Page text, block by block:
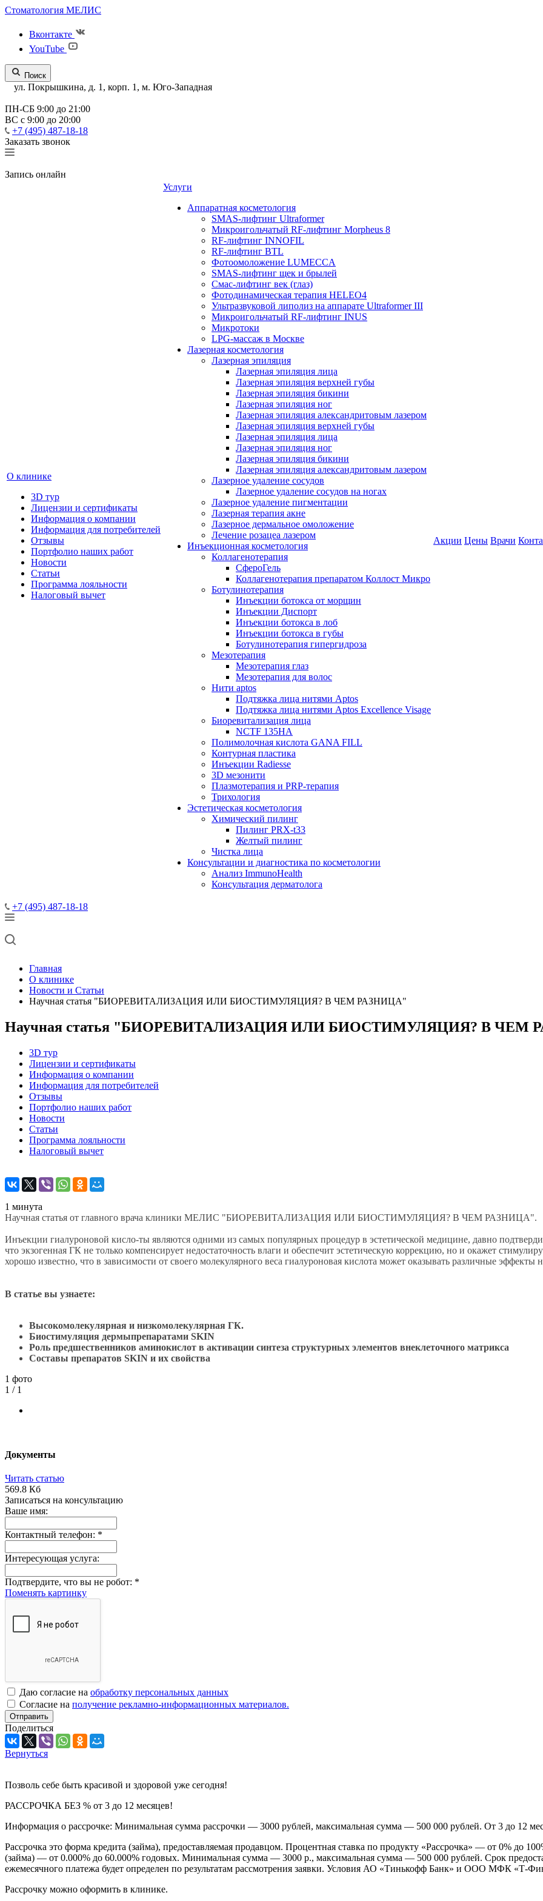
Стоматология МЕЛИС
Вконтакте
YouTube
Поиск
ул. Покрышкина, д. 1, корп. 1, м. Юго-Западная
ПН-СБ 9:00 до 21:00
ВС с 9:00 до 20:00
+7 (495) 487-18-18
Заказать звонок
Запись онлайн
О клинике
3D тур
Лицензии и сертификаты
Информация о компании
Информация для потребителей
Отзывы
Портфолио наших работ
Новости
Статьи
Программа лояльности
Налоговый вычет
Услуги
Аппаратная косметология
SMAS-лифтинг Ultraformer
Микроигольчатый RF-лифтинг Morpheus 8
RF-лифтинг INNOFIL
RF-лифтинг BTL
Фотоомоложение LUMECCA
SMAS-лифтинг щек и брылей
Смас-лифтинг век (глаз)
Фотодинамическая терапия HELEO4
Ультразвуковой липолиз на аппарате Ultraformer III
Микроигольчатый RF-лифтинг INUS
Микротоки
LPG-массаж в Москве
Лазерная косметология
Лазерная эпиляция
Лазерная эпиляция лица
Лазерная эпиляция верхней губы
Лазерная эпиляция бикини
Лазерная эпиляция ног
Лазерная эпиляция александритовым лазером
Лазерная эпиляция верхней губы
Лазерная эпиляция лица
Лазерная эпиляция ног
Лазерная эпиляция бикини
Лазерная эпиляция александритовым лазером
Лазерное удаление сосудов
Лазерное удаление сосудов на ногах
Лазерное удаление пигментации
Лазерная терапия акне
Лазерное дермальное омоложение
Лечение розацеа лазером
Инъекционная косметология
Коллагенотерапия
СфероГель
Коллагенотерапия препаратом Коллост Микро
Ботулинотерапия
Инъекции ботокса от морщин
Инъекции Диспорт
Инъекции ботокса в лоб
Инъекции ботокса в губы
Ботулинотерапия гипергидроза
Мезотерапия
Мезотерапия глаз
Мезотерапия для волос
Нити aptos
Подтяжка лица нитями Aptos
Подтяжка лица нитями Aptos Excellence Visage
Биоревитализация лица
NCTF 135HA
Полимолочная кислота GANA FILL
Контурная пластика
Инъекции Radiesse
3D мезонити
Плазмотерапия и PRP-терапия
Трихология
Эстетическая косметология
Химический пилинг
Пилинг PRX-t33
Желтый пилинг
Чистка лица
Консультации и диагностика по косметологии
Анализ ImmunoHealth
Консультация дерматолога
Акции Цены Врачи
+7 (495) 487-18-18
Главная
О клинике
Новости и Статьи
Научная статья "БИОРЕВИТАЛИЗАЦИЯ ИЛИ БИОСТИМУЛЯЦИЯ? В ЧЕМ РАЗНИЦА"
Научная статья "БИОРЕВИТАЛИЗАЦИЯ ИЛИ БИОСТИМУЛЯЦИЯ? В ЧЕМ
3D тур
Лицензии и сертификаты
Информация о компании
Информация для потребителей
Отзывы
Портфолио наших работ
Новости
Статьи
Программа лояльности
Налоговый вычет
1 минута
Научная статья от главного врача клиники МЕЛИС "БИОРЕВИТАЛИЗАЦИЯ ИЛИ БИОСТИМУЛЯЦИЯ? В ЧЕМ РАЗНИЦА".
Инъекции гиалуроновой кисло-ты являются одними из самых популярных процедур в эстетической медицине, давно
что экзогенная ГК не только компенсирует недостаточность влаги и обеспечит эстетическую коррекцию, но и окажет
хорошо известно, что в зависимости от своего молекулярного веса гиалуроновая кислота может оказывать различные эффекты
В статье вы узнаете:
Высокомолекулярная и низкомолекулярная ГК.
Биостимуляция дермыпрепаратами SKIN
Роль предшественников аминокислот в активации синтеза структурных элементов внеклеточного матрикса
Составы препаратов SKIN и их свойства
1 фото
1 / 1
Документы
Читать статью
569.8 Кб
Записаться на консультацию
Ваше имя:
Контактный телефон: *
Интересующая услуга:
Подтвердите, что вы не робот: *
Поменять картинку
Даю согласие на обработку персональных данных
Согласие на получение рекламно-информационных материалов.
Отправить
Поделиться
Вернуться
Позволь себе быть красивой и здоровой уже сегодня!
РАССРОЧКА БЕЗ % от 3 до 12 месяцев!
Информация о рассрочке: Минимальная сумма рассрочки — 3000 рублей, максимальная сумма — 500 000 рублей. От 3 до 12
Рассрочка это форма кредита (займа), предоставляемая продавцом. Процентная ставка по продукту «Рассрочка» — от 0% до
(займа) — от 0.000% до 60.000% годовых. Минимальная сумма — 3000 р., максимальная сумма — 500 000 рублей. Срок
ежемесячного платежа будет определен по результатам рассмотрения заявки. Условия АО «Тинькофф Банк» и ООО МФК «Т-
Рассрочку можно оформить в клинике.